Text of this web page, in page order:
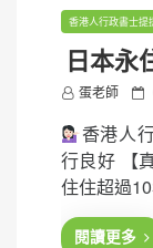
香港人行政書士提
日本永
蛋老師
P
s
t
e
d
香港人
行良好 【
住住超過
閱讀更多